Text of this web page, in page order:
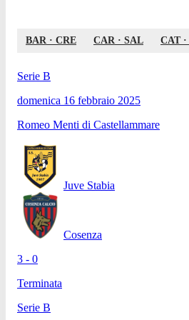
BAR · CRE CAR · SAL CAT·
Serie B
domenica 16 febbraio 2025
Romeo Menti di Castellammare
Juve Stabia
Cosenza
3 - 0
Terminata
Serie B